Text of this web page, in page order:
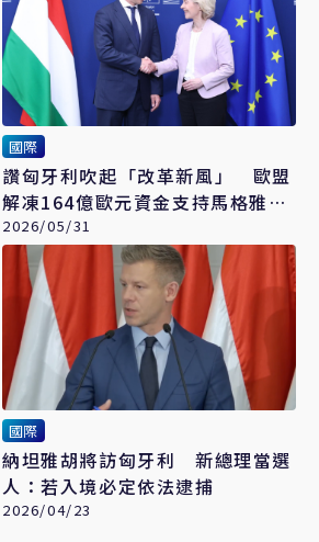
國際
讚匈牙利吹起「改革新風」 歐盟
解凍164億歐元資金支持馬格雅政
府
2026/05/31
國際
納坦雅胡將訪匈牙利 新總理當選
人：若入境必定依法逮捕
2026/04/23